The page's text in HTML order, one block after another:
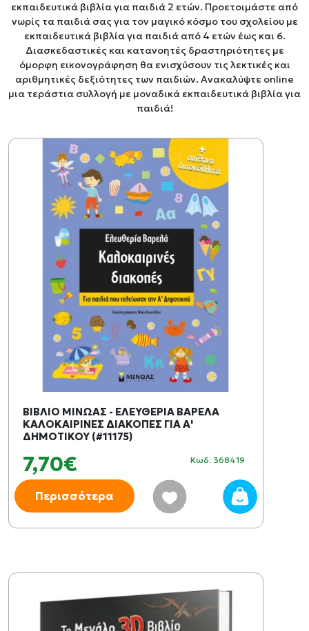
εκπαιδευτικά βιβλία για παιδιά 2 ετών. Προετοιμάστε από
νωρίς τα παιδιά σας για τον μαγικό κόσμο του σχολείου με
εκπαιδευτικά βιβλία για παιδιά από 4 ετών έως και 6.
Διασκεδαστικές και κατανοητές δραστηριότητες με
όμορφη εικονογράφηση θα ενισχύσουν τις λεκτικές και
αριθμητικές δεξιότητες των παιδιών. Ανακαλύψτε online
μια τεράστια συλλογή με μοναδικά εκπαιδευτικά βιβλία για
παιδιά!
ΒΙΒΛΙΟ ΜΙΝΩΑΣ - ΕΛΕΥΘΕΡΙΑ ΒΑΡΕΛΑ
ΚΑΛΟΚΑΙΡΙΝΕΣ ΔΙΑΚΟΠΕΣ ΓΙΑ Α'
ΔΗΜΟΤΙΚΟΥ (#11175)
7,70€ Κωδ: 368419
Περισσότερα